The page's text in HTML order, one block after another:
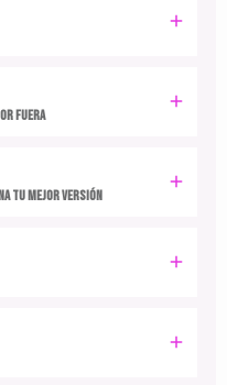
fuera
tu mejor versión